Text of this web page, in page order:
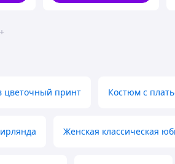
цветочный принт Костюм с
Женская классическая